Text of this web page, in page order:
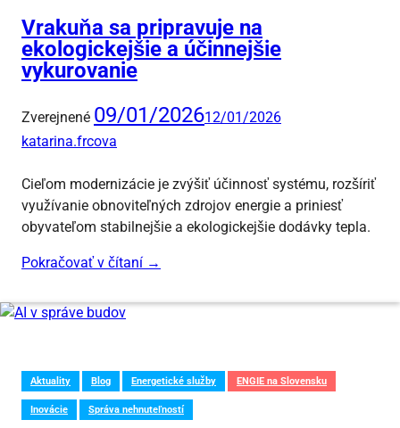
Vrakuňa sa pripravuje na
ekologickejšie a účinnejšie
vykurovanie
Zverejnené 09/01/202612/01/2026
katarina.frcova
Cieľom modernizácie je zvýšiť účinnosť systému, rozšíriť
využívanie obnoviteľných zdrojov energie a priniesť
obyvateľom stabilnejšie a ekologickejšie dodávky tepla.
Pokračovať v čítaní →
Aktuality Blog Energetické služby ENGIE na Slovensku
Inovácie Správa nehnuteľností